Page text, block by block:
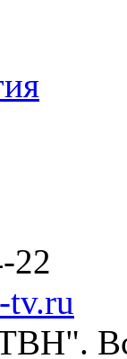
22
tv.ru